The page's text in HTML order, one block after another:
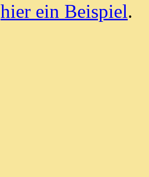
hier ein Beispiel.